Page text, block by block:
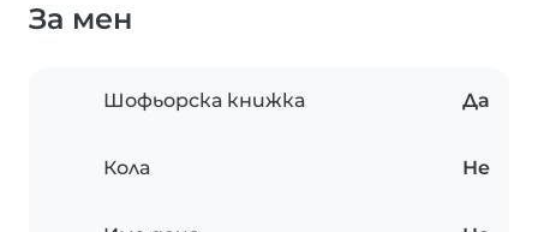
За мен
Шофьорска книжка Да
Кола Не